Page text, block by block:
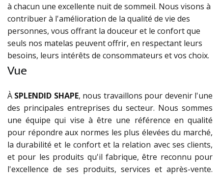
à chacun une excellente nuit de sommeil. Nous visons à
contribuer à l'amélioration de la qualité de vie des
personnes, vous offrant la douceur et le confort que
seuls nos matelas peuvent offrir, en respectant leurs
besoins, leurs intérêts de consommateurs et vos choix.
Vue
À SPLENDID SHAPE, nous travaillons pour devenir l'une
des principales entreprises du secteur. Nous sommes
une équipe qui vise à être une référence en qualité
pour répondre aux normes les plus élevées du marché,
la durabilité et le confort et la relation avec ses clients,
et pour les produits qu'il fabrique, être reconnu pour
l'excellence de ses produits, services et après-vente.